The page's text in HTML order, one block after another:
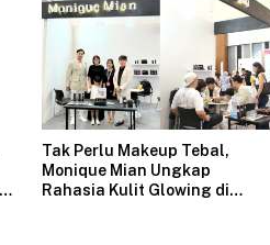
Penentuan Harga Jual
Tak Perlu Makeup Tebal,
Monique Mian Ungkap
Rahasia Kulit Glowing di